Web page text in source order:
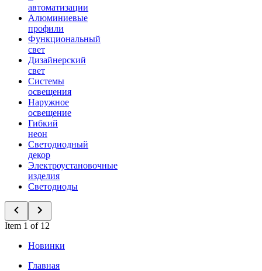
автоматизации
Алюминиевые
профили
Функциональный
свет
Дизайнерский
свет
Системы
освещения
Наружное
освещение
Гибкий
неон
Светодиодный
декор
Электроустановочные
изделия
Светодиоды
Item 1 of 12
Новинки
Главная